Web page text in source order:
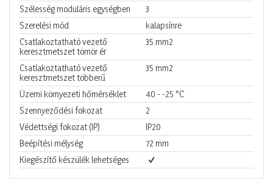
Szélesség moduláris egységben
3
Szerelési mód
kalapsínre
Csatlakoztatható vezető
keresztmetszet tömör ér
35 mm2
Csatlakoztatható vezető
keresztmetszet többerű
35 mm2
Üzemi környezeti hőmérséklet 40 - -25 °C
Szennyeződési fokozat
2
Védettségi fokozat (IP)
IP20
Beépítési mélység
72 mm
Kiegészítő készülék lehetséges